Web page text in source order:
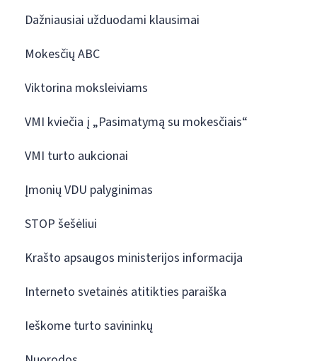
Dažniausiai užduodami klausimai
Mokesčių ABC
Viktorina moksleiviams
VMI kviečia į „Pasimatymą su mokesčiais“
VMI turto aukcionai
Įmonių VDU palyginimas
STOP šešėliui
Krašto apsaugos ministerijos informacija
Interneto svetainės atitikties paraiška
Ieškome turto savininkų